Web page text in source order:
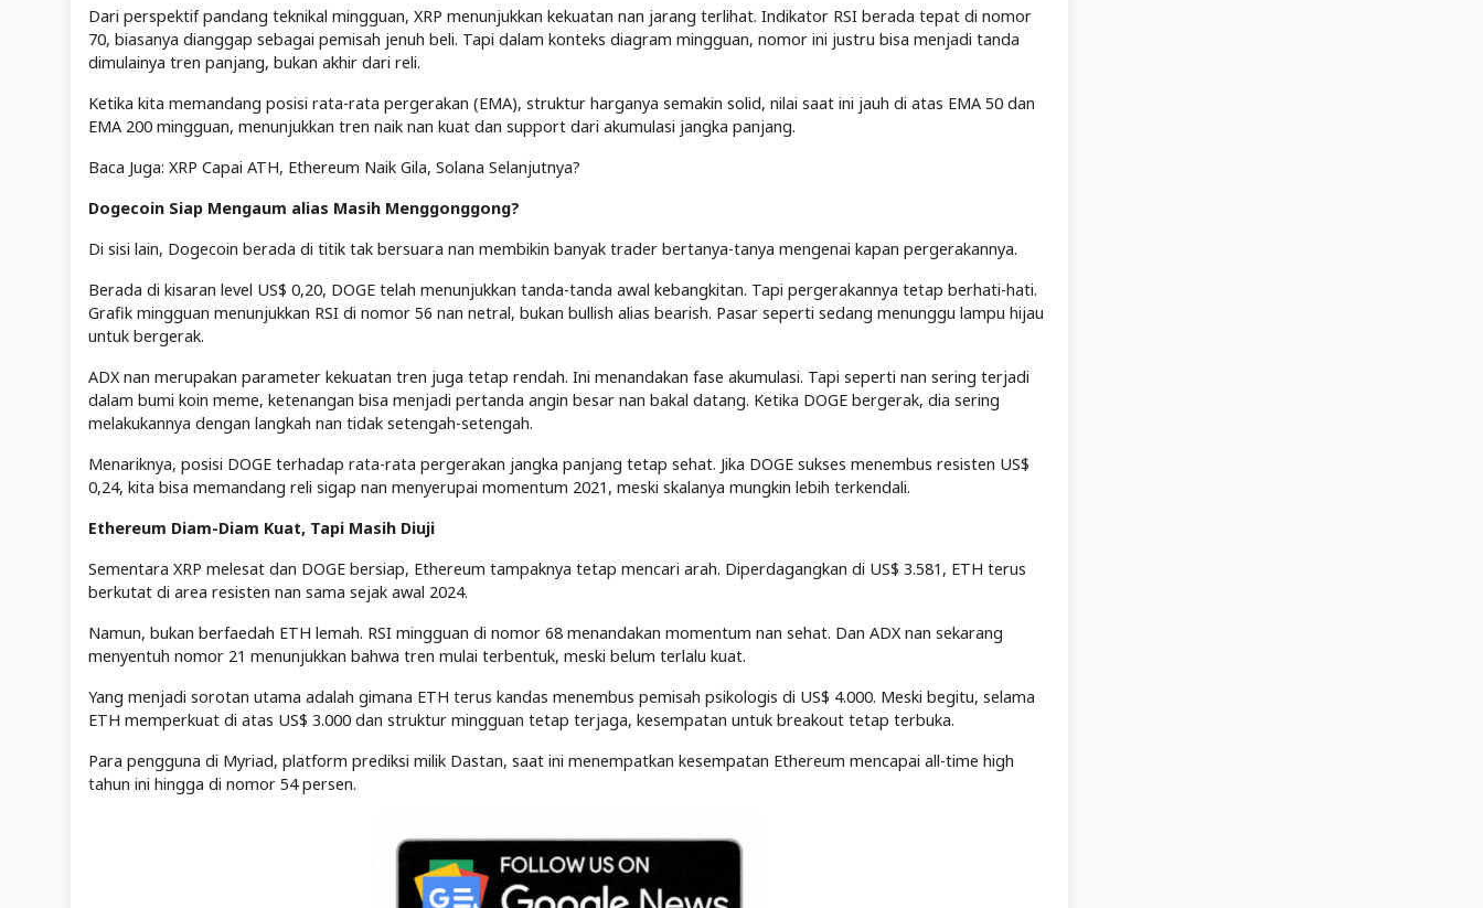
Dari perspektif pandang teknikal mingguan, XRP menunjukkan kekuatan nan jarang terlihat. Indikator RSI berada tepat di nomor
70, biasanya dianggap sebagai pemisah jenuh beli. Tapi dalam konteks diagram mingguan, nomor ini justru bisa menjadi tanda
dimulainya tren panjang, bukan akhir dari reli.
Ketika kita memandang posisi rata-rata pergerakan (EMA), struktur harganya semakin solid, nilai saat ini jauh di atas EMA 50 dan
EMA 200 mingguan, menunjukkan tren naik nan kuat dan support dari akumulasi jangka panjang.
Baca Juga: XRP Capai ATH, Ethereum Naik Gila, Solana Selanjutnya?
Dogecoin Siap Mengaum alias Masih Menggonggong?
Di sisi lain, Dogecoin berada di titik tak bersuara nan membikin banyak trader bertanya-tanya mengenai kapan pergerakannya.
Berada di kisaran level US$ 0,20, DOGE telah menunjukkan tanda-tanda awal kebangkitan. Tapi pergerakannya tetap berhati-hati.
Grafik mingguan menunjukkan RSI di nomor 56 nan netral, bukan bullish alias bearish. Pasar seperti sedang menunggu lampu hijau
untuk bergerak.
ADX nan merupakan parameter kekuatan tren juga tetap rendah. Ini menandakan fase akumulasi. Tapi seperti nan sering terjadi
dalam bumi koin meme, ketenangan bisa menjadi pertanda angin besar nan bakal datang. Ketika DOGE bergerak, dia sering
melakukannya dengan langkah nan tidak setengah-setengah.
Menariknya, posisi DOGE terhadap rata-rata pergerakan jangka panjang tetap sehat. Jika DOGE sukses menembus resisten US$
0,24, kita bisa memandang reli sigap nan menyerupai momentum 2021, meski skalanya mungkin lebih terkendali.
Ethereum Diam-Diam Kuat, Tapi Masih Diuji
Sementara XRP melesat dan DOGE bersiap, Ethereum tampaknya tetap mencari arah. Diperdagangkan di US$ 3.581, ETH terus
berkutat di area resisten nan sama sejak awal 2024.
Namun, bukan berfaedah ETH lemah. RSI mingguan di nomor 68 menandakan momentum nan sehat. Dan ADX nan sekarang
menyentuh nomor 21 menunjukkan bahwa tren mulai terbentuk, meski belum terlalu kuat.
Yang menjadi sorotan utama adalah gimana ETH terus kandas menembus pemisah psikologis di US$ 4.000. Meski begitu, selama
ETH memperkuat di atas US$ 3.000 dan struktur mingguan tetap terjaga, kesempatan untuk breakout tetap terbuka.
Para pengguna di Myriad, platform prediksi milik Dastan, saat ini menempatkan kesempatan Ethereum mencapai all-time high
tahun ini hingga di nomor 54 persen.